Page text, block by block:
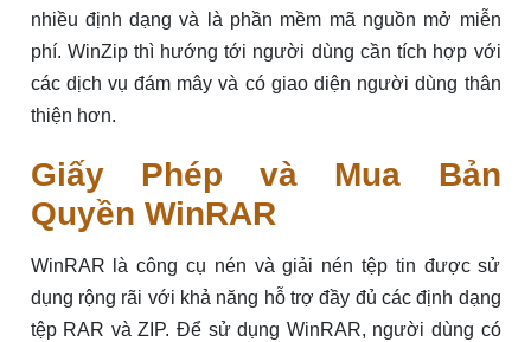
nhiều định dạng và là phần mềm mã nguồn mở miễn
phí. WinZip thì hướng tới người dùng cần tích hợp với
các dịch vụ đám mây và có giao diện người dùng thân
thiện hơn.
Giấy Phép và Mua Bản
Quyền WinRAR
WinRAR là công cụ nén và giải nén tệp tin được sử
dụng rộng rãi với khả năng hỗ trợ đầy đủ các định dạng
tệp RAR và ZIP. Để sử dụng WinRAR, người dùng có